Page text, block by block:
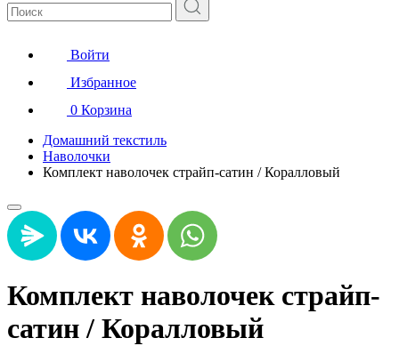
Войти
Избранное
0 Корзина
Домашний текстиль
Наволочки
Комплект наволочек страйп-сатин / Коралловый
Комплект наволочек страйп-
сатин / Коралловый